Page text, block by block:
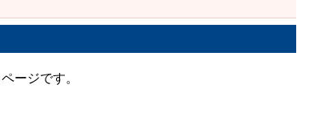
ージです。